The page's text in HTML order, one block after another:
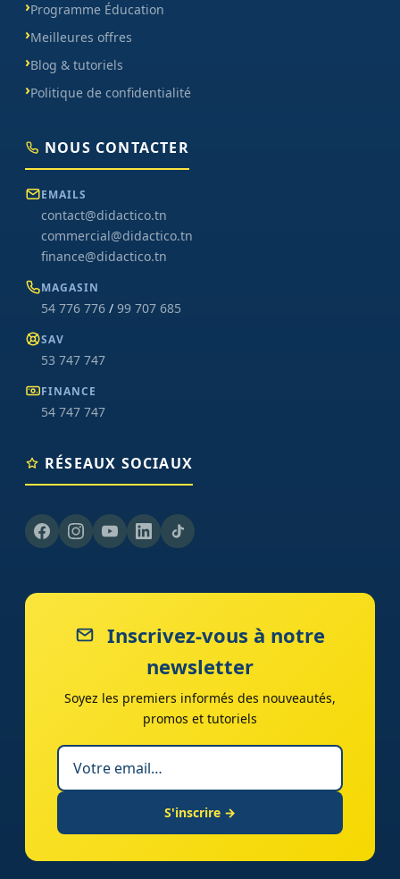
Programme Éducation
Meilleures offres
Blog & tutoriels
Politique de confidentialité
NOUS CONTACTER
EMAILS
contact@didactico.tn
commercial@didactico.tn
finance@didactico.tn
MAGASIN
54 776 776 / 99 707 685
SAV
53 747 747
FINANCE
54 747 747
RÉSEAUX SOCIAUX
Inscrivez-vous à notre
newsletter
Soyez les premiers informés des nouveautés,
promos et tutoriels
S'inscrire →